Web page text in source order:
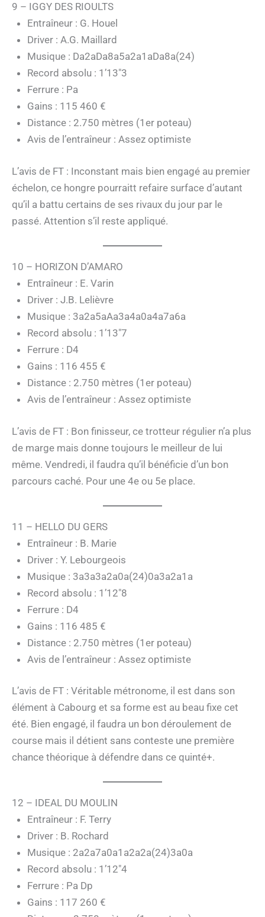
9 – IGGY DES RIOULTS
Entraîneur : G. Houel
Driver : A.G. Maillard
Musique : Da2aDa8a5a2a1aDa8a(24)
Record absolu : 1’13″3
Ferrure : Pa
Gains : 115 460 €
Distance : 2.750 mètres (1er poteau)
Avis de l’entraîneur : Assez optimiste
L’avis de FT : Inconstant mais bien engagé au premier
échelon, ce hongre pourraitt refaire surface d’autant
qu’il a battu certains de ses rivaux du jour par le
passé. Attention s’il reste appliqué.
10 – HORIZON D’AMARO
Entraîneur : E. Varin
Driver : J.B. Lelièvre
Musique : 3a2a5aAa3a4a0a4a7a6a
Record absolu : 1’13″7
Ferrure : D4
Gains : 116 455 €
Distance : 2.750 mètres (1er poteau)
Avis de l’entraîneur : Assez optimiste
L’avis de FT : Bon finisseur, ce trotteur régulier n’a plus
de marge mais donne toujours le meilleur de lui
même. Vendredi, il faudra qu’il bénéficie d’un bon
parcours caché. Pour une 4e ou 5e place.
11 – HELLO DU GERS
Entraîneur : B. Marie
Driver : Y. Lebourgeois
Musique : 3a3a3a2a0a(24)0a3a2a1a
Record absolu : 1’12″8
Ferrure : D4
Gains : 116 485 €
Distance : 2.750 mètres (1er poteau)
Avis de l’entraîneur : Assez optimiste
L’avis de FT : Véritable métronome, il est dans son
élément à Cabourg et sa forme est au beau fixe cet
été. Bien engagé, il faudra un bon déroulement de
course mais il détient sans conteste une première
chance théorique à défendre dans ce quinté+.
12 – IDEAL DU MOULIN
Entraîneur : F. Terry
Driver : B. Rochard
Musique : 2a2a7a0a1a2a2a(24)3a0a
Record absolu : 1’12″4
Ferrure : Pa Dp
Gains : 117 260 €